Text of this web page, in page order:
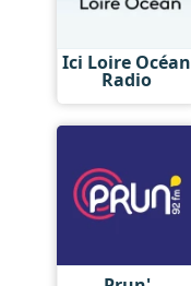
Ici Loire Océan
Radio